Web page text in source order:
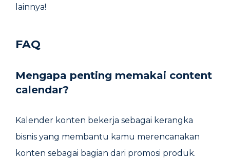
lainnya!
FAQ
Mengapa penting memakai content
calendar?
Kalender konten bekerja sebagai kerangka
bisnis yang membantu kamu merencanakan
konten sebagai bagian dari promosi produk.